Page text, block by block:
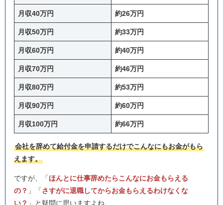
月収40万円 約26万円
月収50万円 約33万円
月収60万円 約40万円
月収70万円 約46万円
月収80万円 約53万円
月収90万円 約60万円
月収100万円 約66万円
会社を辞めて給付金を申請するだけでこんなにもお金がもら
えます。
ですが、「ほんとに仕事辞めたらこんなにお金もらえる
の？ 」「さすがに退職してからお金もらえるわけなくな
い？ 」と疑問に思いますよね。